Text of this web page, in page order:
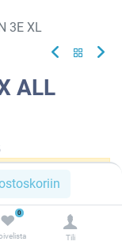
0
Tili
3E XL
ALL